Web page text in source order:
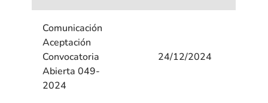
Comunicación
Aceptación
Convocatoria
Abierta 049-
2024
24/12/2024